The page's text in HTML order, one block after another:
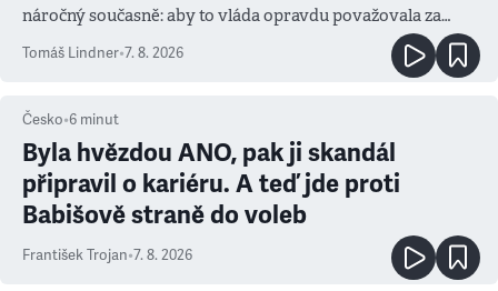
náročný současně: aby to vláda opravdu považovala za
Tomáš Lindner•7. 8. 2026
Česko•6 minut
Byla hvězdou ANO, pak ji skandál
připravil o kariéru. A teď jde proti
Babišově straně do voleb
František Trojan•7. 8. 2026